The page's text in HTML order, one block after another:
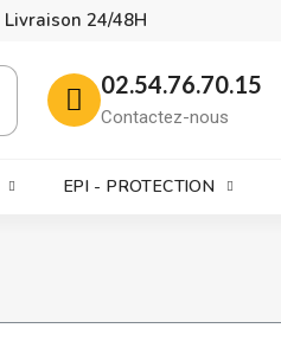
Livraison 24/48H
02.54.76.70.15
Contactez-nous
EPI - PROTECTION